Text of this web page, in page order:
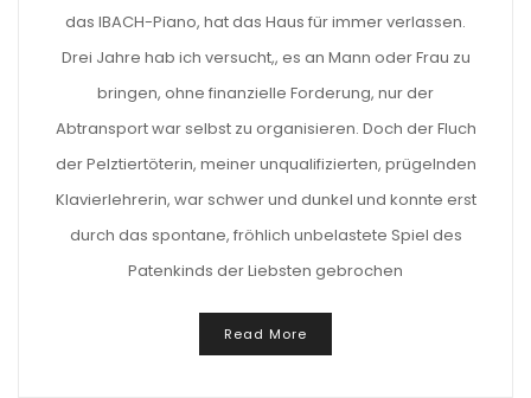
das IBACH-Piano, hat das Haus für immer verlassen.
Drei Jahre hab ich versucht,, es an Mann oder Frau zu
bringen, ohne finanzielle Forderung, nur der
Abtransport war selbst zu organisieren. Doch der Fluch
der Pelztiertöterin, meiner unqualifizierten, prügelnden
Klavierlehrerin, war schwer und dunkel und konnte erst
durch das spontane, fröhlich unbelastete Spiel des
Patenkinds der Liebsten gebrochen
Read More